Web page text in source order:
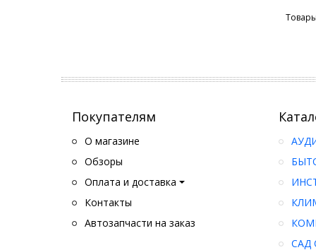
Покупателям
О магазине
Обзоры
Оплата и доставка
Контакты
Автозапчасти на заказ
САД